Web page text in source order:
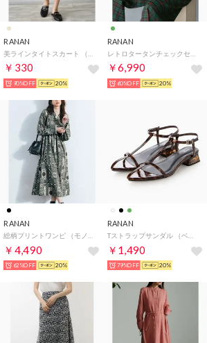
RANAN
￥330
90%OFF 20%
RANAN
￥6,990
60%OFF 20%
RANAN
￥4,490
62%OFF 20%
RANAN
Tストラップサンダル （ベッコウ）
￥1,490
79%OFF 20%